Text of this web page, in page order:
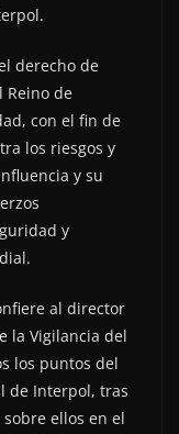
derecho de
Reino de
con el fin de
los riesgos y
y su
y
al director
la Vigilancia del
los puntos del
de Interpol, tras
ellos en el